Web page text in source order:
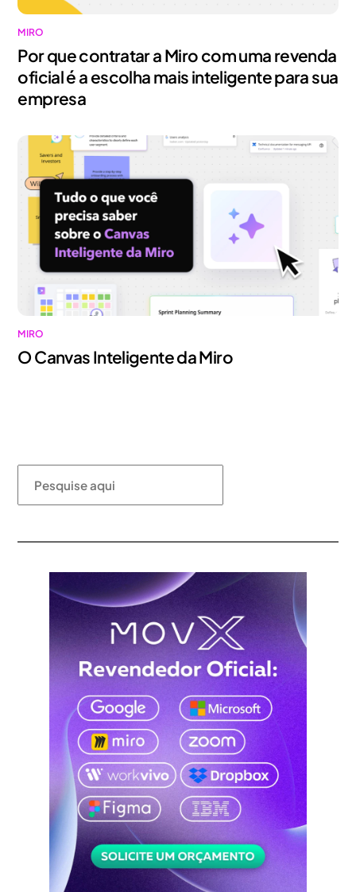
MIRO
Por que contratar a Miro com uma revenda
oficial é a escolha mais inteligente para sua
empresa
MIRO
O Canvas Inteligente da Miro